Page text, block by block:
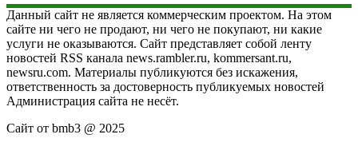
Данный сайт не является коммерческим проектом. На этом
сайте ни чего не продают, ни чего не покупают, ни какие
услуги не оказываются. Сайт представляет собой ленту
новостей RSS канала news.rambler.ru, kommersant.ru,
newsru.com. Материалы публикуются без искажения,
ответственность за достоверность публикуемых новостей
Администрация сайта не несёт.
Сайт от bmb3 @ 2025